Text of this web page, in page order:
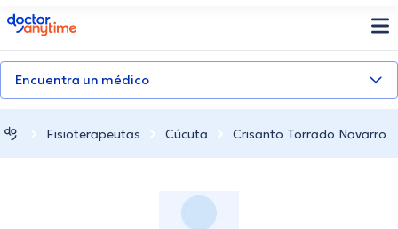
doctoranytime
Encuentra un médico
Fisioterapeutas Cúcuta Crisanto Torrado Navarro